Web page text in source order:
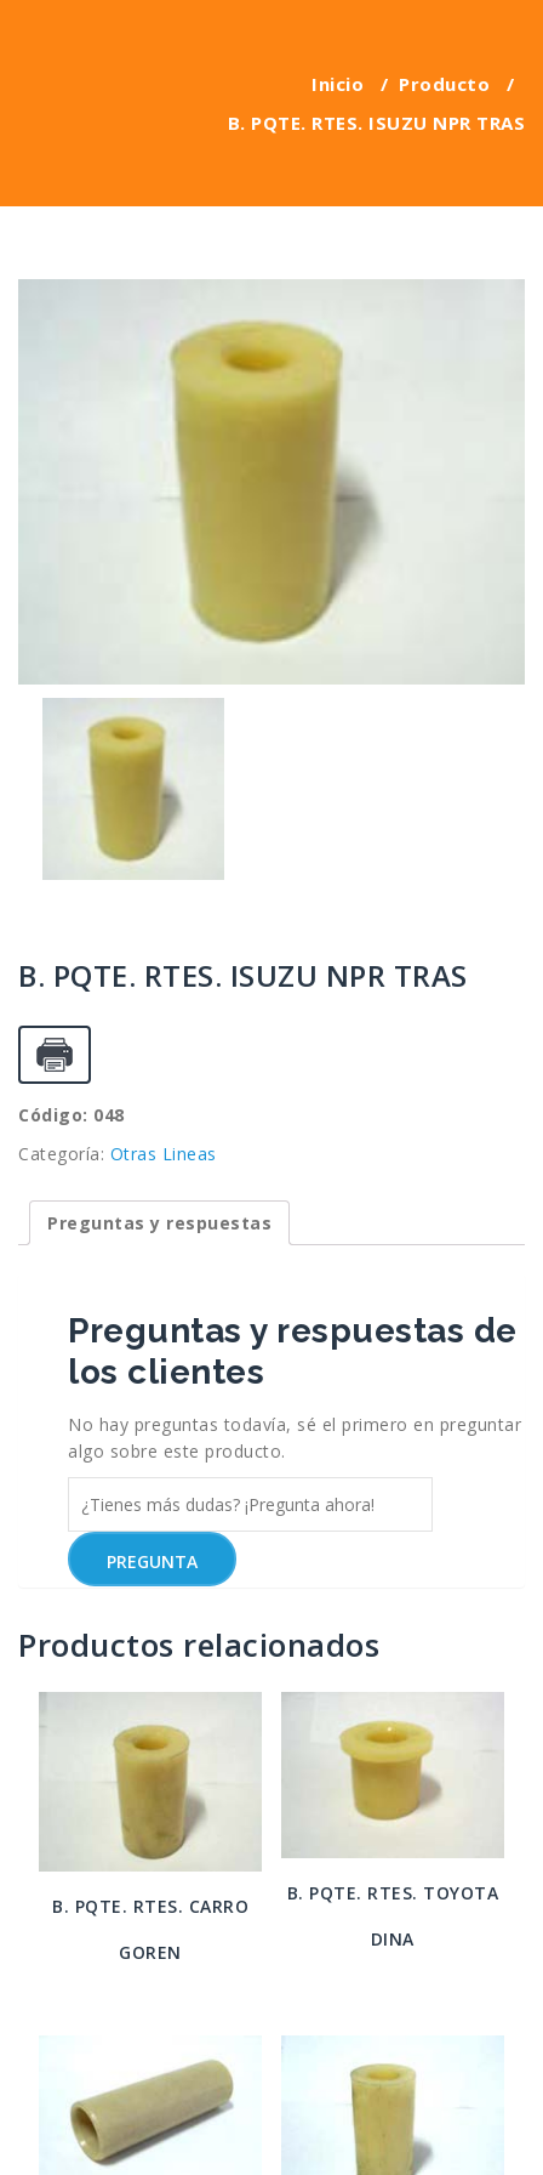
Inicio / Producto /
B. PQTE. RTES. ISUZU NPR TRAS
B. PQTE. RTES. ISUZU NPR TRAS
Código: 048
Categoría: Otras Lineas
Preguntas y respuestas
Preguntas y respuestas de
los clientes
No hay preguntas todavía, sé el primero en preguntar
algo sobre este producto.
Productos relacionados
B. PQTE. RTES. CARRO
GOREN
B. PQTE. RTES. TOYOTA
DINA